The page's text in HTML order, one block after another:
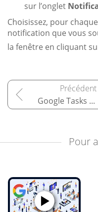
sur l’onglet
Choisissez, pour
notification que vous
la fenêtre en cliquant
Google Tasks et autres modules complémentaires
Pour